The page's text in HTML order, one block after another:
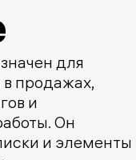
для
продажах,
и
Он
и элементы